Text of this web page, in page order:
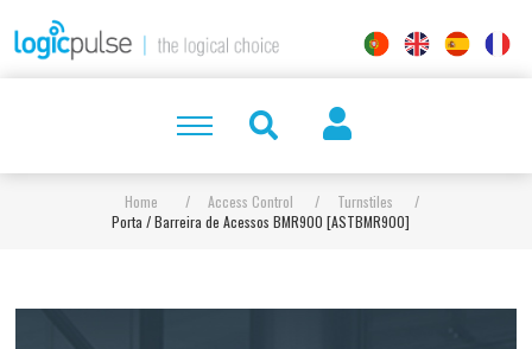
Home / Access Control / Turnstiles
/
Porta / Barreira de Acessos BMR900 [ASTBMR900]